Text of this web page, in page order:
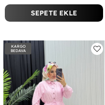
SEPETE EKLE
KARGO
BEDAVA